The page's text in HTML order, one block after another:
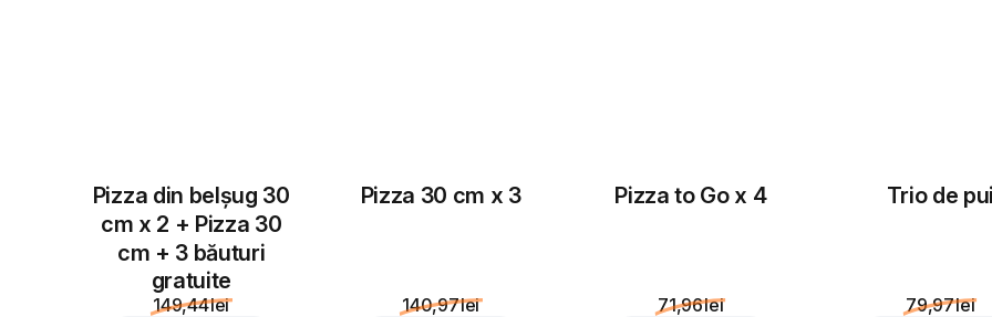
Pizza din belșug 30
cm x 2 + Pizza 30
cm + 3 băuturi
gratuite
149,44 lei
Pizza 30 cm x 3
140,97 lei
Pizza to Go x 4
71,96 lei
Trio de
79,97 lei